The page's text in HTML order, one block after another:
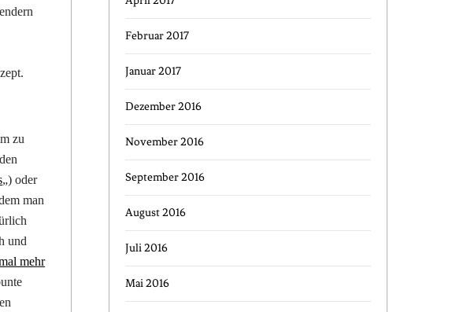
zu
„) oder
man
und
mehr
Februar 2017
Januar 2017
Dezember 2016
November 2016
September 2016
August 2016
Juli 2016
Mai 2016